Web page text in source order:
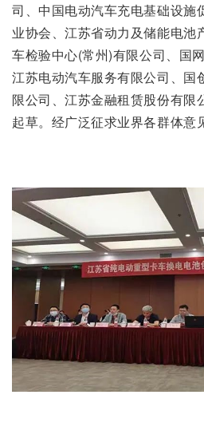
司、中国电动汽车充电基础设施
业协会、江苏省动力及储能电池
车检验中心(常州)有限公司、国
江苏电动汽车服务有限公司、国
限公司、江苏金融租赁股份有限
起草。经广泛征求业界各群体意